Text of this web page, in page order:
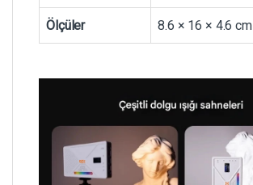
Ölçüler 8.6 × 16 × 4.6 cm